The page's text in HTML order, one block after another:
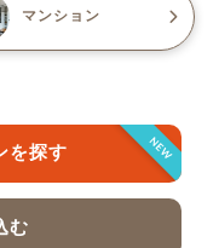
マンション
NEW
を探す
む